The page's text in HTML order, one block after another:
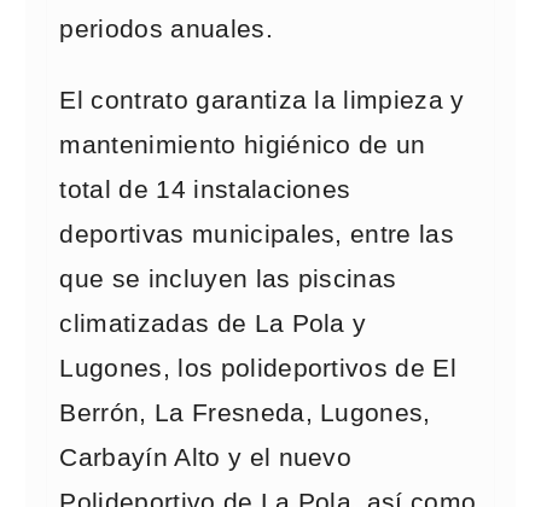
periodos anuales.
El contrato garantiza la limpieza y
mantenimiento higiénico de un
total de 14 instalaciones
deportivas municipales, entre las
que se incluyen las piscinas
climatizadas de La Pola y
Lugones, los polideportivos de El
Berrón, La Fresneda, Lugones,
Carbayín Alto y el nuevo